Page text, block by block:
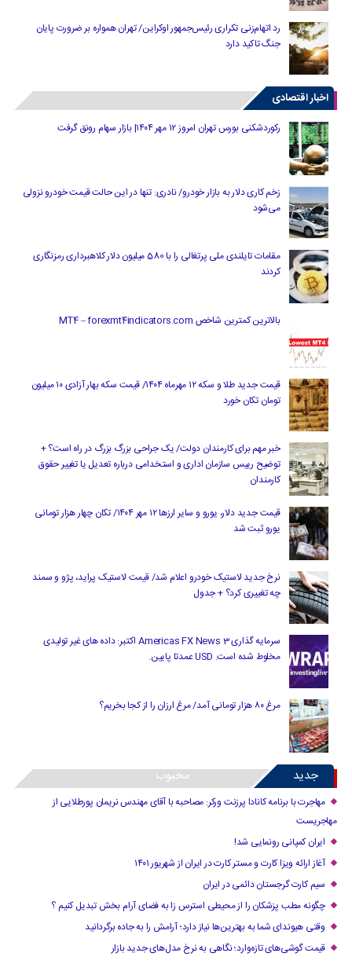
رد اتهام‌زنی تکراری رئیس‌جمهور اوکراین/ تهران همواره بر ضرورت پایان
جنگ تاکید دارد
اخبار اقتصادی
رکوردشکنی بورس تهران امروز ۱۲ مهر ۱۴۰۴| بازار سهام رونق گرفت
زخم کاری دلار به بازار خودرو/ نادری: تنها در این حالت قیمت خودرو نزولی
می‌شود
مقامات تایلندی ملی پرتغالی را با 580 میلیون دلار کلاهبرداری رمزنگاری
کردند
بالاترین کمترین شاخص MT4 – forexmt4indicators.com
قیمت جدید طلا و سکه ۱۲ مهرماه ۱۴۰۴/ قیمت سکه بهار آزادی ۱۰ میلیون
تومان تکان خورد
خبر مهم برای کارمندان دولت/ یک جراحی بزرگ بزرگ در راه است؟ +
توضیح رییس سازمان اداری و استخدامی درباره تعدیل یا تغییر حقوق
کارمندان
قیمت جدید دلار، یورو و سایر ارزها ۱۲ مهر ۱۴۰۴/ تکان چهار هزار تومانی
یورو ثبت شد
نرخ جدید لاستیک خودرو اعلام شد/ قیمت لاستیک پراید، پژو و سمند
چه تغییری کرد؟ + جدول
سرمایه گذاری Americas FX News 3 اکتبر: داده های غیر تولیدی
مخلوط شده است. USD عمدتا پایین.
مرغ ۸۰ هزار تومانی آمد/ مرغ ارزان را از کجا بخریم؟
جدید محبوب
مهاجرت با برنامه کانادا پرزنت ورکر: مصاحبه با آقای مهندس نریمان پورطلایی از
مهاجریست
ایران کمپانی رونمایی شد!
آغاز ارائه ویزا کارت و مستر کارت در ایران از شهریور ۱۴۰۱
سیم کارت گرجستان دائمی در ایران
چگونه مطب پزشکان را از محیطی استرس زا به فضای آرام بخش تبدیل کنیم ؟
وقتی هیوندای شما به بهترین‌ها نیاز دارد؛ آرامش را به جاده برگردانید
قیمت گوشی‌های تازه‌وارد؛ نگاهی به نرخ مدل‌های جدید بازار